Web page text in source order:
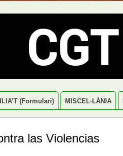
(formulari) MISCEL·LÀNIA
las Violencias